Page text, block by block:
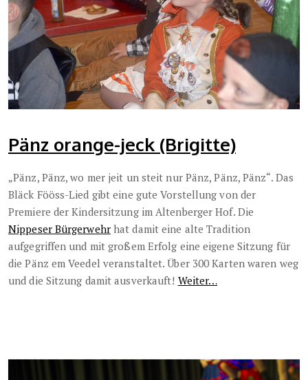
Pänz orange-jeck (Brigitte)
„Pänz, Pänz, wo mer jeit un steit nur Pänz, Pänz, Pänz“. Das
Bläck Fööss-Lied gibt eine gute Vorstellung von der
Premiere der Kindersitzung im Altenberger Hof. Die
Nippeser Bürgerwehrhat damit eine alte Tradition
aufgegriffen und mit großem Erfolg eine eigene Sitzung für
die Pänz em Veedel veranstaltet. Über 300 Karten waren weg
und die Sitzung damit ausverkauft! Weiter…